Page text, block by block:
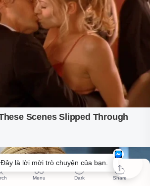
Đây là lời mời trò chuyện của bạn.